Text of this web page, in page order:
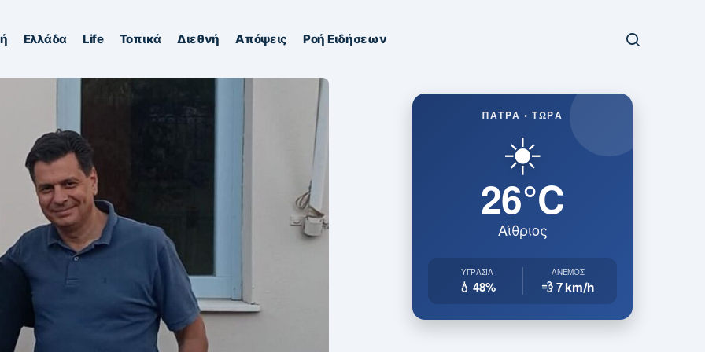
Ελλάδα Life Τοπικά Διεθνή Απόψεις Ροή Ειδήσεων
ΠΆΤΡΑ • ΤΏΡΑ
☀️
26°C
Αίθριος
ΥΓΡΑΣΊΑ
💧 48%
ΆΝΕΜΟΣ
💨 7km/h